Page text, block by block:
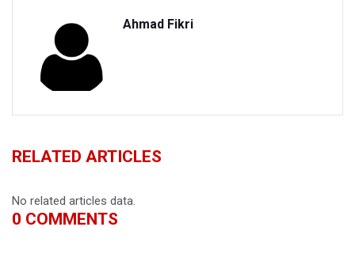
Ahmad Fikri
RELATED ARTICLES
No related articles data.
0 COMMENTS